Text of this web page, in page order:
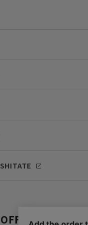
OFFICIAL SNS